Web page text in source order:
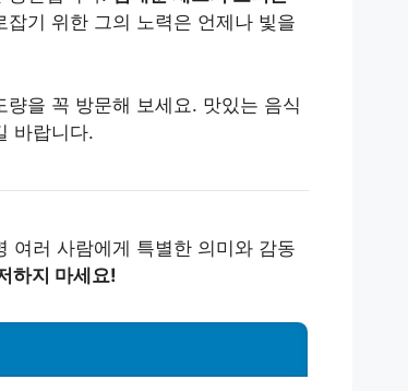
잡기 위한 그의 노력은 언제나 빛을
을 꼭 방문해 보세요. 맛있는 음식
바랍니다.
여러 사람에게 특별한 의미와 감동
하지 마세요!